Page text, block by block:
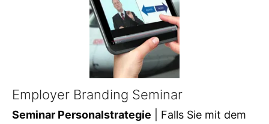
Employer Branding Seminar
Seminar Personalstrategie | Falls Sie mit dem